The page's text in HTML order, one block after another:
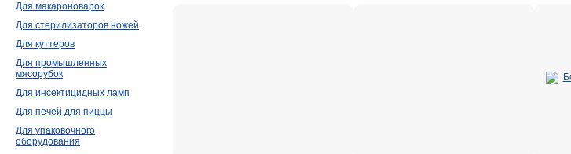
Для макароноварок
Для стерилизаторов ножей
Для куттеров
Для промышленных
мясорубок
Для инсектицидных ламп
Для печей для пиццы
Для упаковочного
оборудования